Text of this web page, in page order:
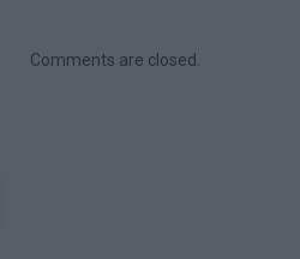
Comments are closed.